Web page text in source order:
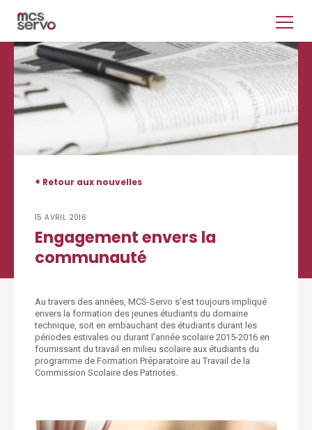
< Retour aux nouvelles
15 AVRIL 2016
Engagement envers la
communauté
Au travers des années, MCS-Servo s’est toujours impliqué
envers la formation des jeunes étudiants du domaine
technique, soit en embauchant des étudiants durant les
périodes estivales ou durant l’année scolaire 2015-2016 en
fournissant du travail en milieu scolaire aux étudiants du
programme de Formation Préparatoire au Travail de la
Commission Scolaire des Patriotes.